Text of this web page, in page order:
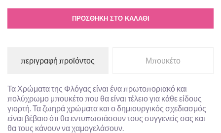
ΠΡΟΣΘΉΚΗ ΣΤΟ ΚΑΛΆΘΙ
περιγραφή προϊόντος Μπουκέτο
Τα Χρώματα της Φλόγας είναι ένα πρωτοποριακό και
πολύχρωμο μπουκέτο που θα είναι τέλειο για κάθε είδους
γιορτή. Τα ζωηρά χρώματα και ο δημιουργικός σχεδιασμός
είναι βέβαιο ότι θα εντυπωσιάσουν τους συγγενείς σας και
θα τους κάνουν να χαμογελάσουν.